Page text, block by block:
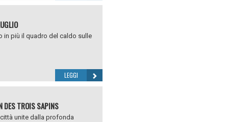
in più il quadro del caldo sulle
LEGGI
DES TROIS SAPINS
unite dalla profonda